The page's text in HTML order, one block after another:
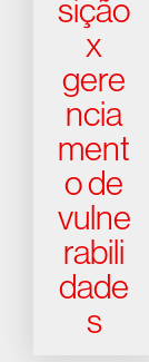
sição
x
gere
ncia
ment
o de
vulne
rabili
dade
s